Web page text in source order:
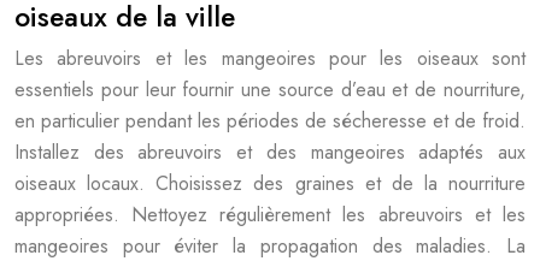
oiseaux de la ville
Les abreuvoirs et les mangeoires pour les oiseaux sont
essentiels pour leur fournir une source d’eau et de nourriture,
en particulier pendant les périodes de sécheresse et de froid.
Installez des abreuvoirs et des mangeoires adaptés aux
oiseaux locaux. Choisissez des graines et de la nourriture
appropriées. Nettoyez régulièrement les abreuvoirs et les
mangeoires pour éviter la propagation des maladies. La